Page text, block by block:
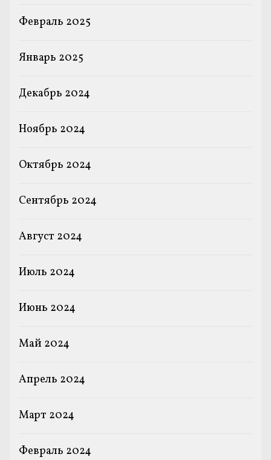
Февраль 2025
Январь 2025
Декабрь 2024
Ноябрь 2024
Октябрь 2024
Сентябрь 2024
Август 2024
Июль 2024
Июнь 2024
Май 2024
Апрель 2024
Март 2024
Февраль 2024